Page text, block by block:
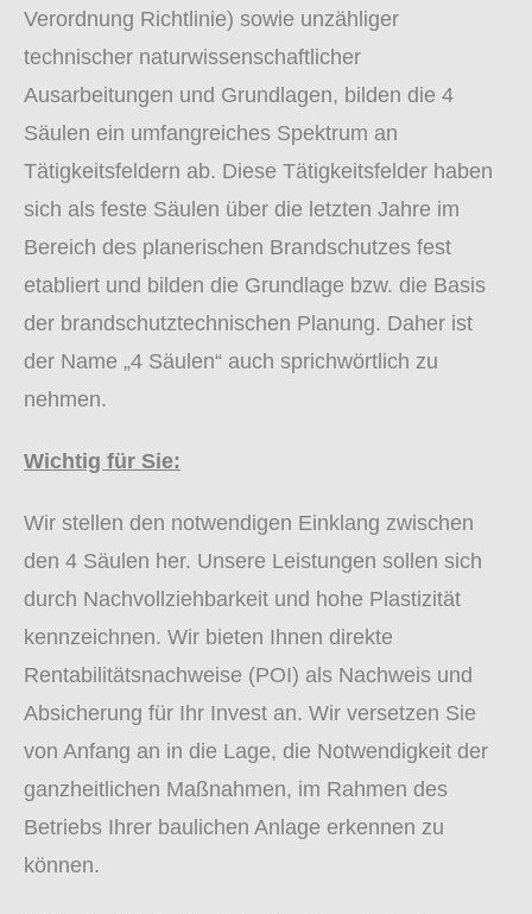
Verordnung Richtlinie) sowie unzähliger
technischer naturwissenschaftlicher
Ausarbeitungen und Grundlagen, bilden die 4
Säulen ein umfangreiches Spektrum an
Tätigkeitsfeldern ab. Diese Tätigkeitsfelder haben
sich als feste Säulen über die letzten Jahre im
Bereich des planerischen Brandschutzes fest
etabliert und bilden die Grundlage bzw. die Basis
der brandschutztechnischen Planung. Daher ist
der Name „4 Säulen“ auch sprichwörtlich zu
nehmen.
Wichtig für Sie:
Wir stellen den notwendigen Einklang zwischen
den 4 Säulen her. Unsere Leistungen sollen sich
durch Nachvollziehbarkeit und hohe Plastizität
kennzeichnen. Wir bieten Ihnen direkte
Rentabilitätsnachweise (POI) als Nachweis und
Absicherung für Ihr Invest an. Wir versetzen Sie
von Anfang an in die Lage, die Notwendigkeit der
ganzheitlichen Maßnahmen, im Rahmen des
Betriebs Ihrer baulichen Anlage erkennen zu
können.